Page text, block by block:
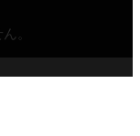
。